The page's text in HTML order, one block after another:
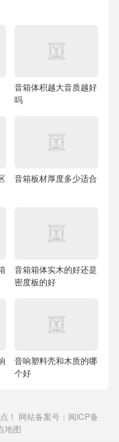
音箱体积越大音质越好
吗
音箱板材厚度多少适合
音箱箱体实木的好还是
密度板的好
音响塑料壳和木质的哪
个好
！ 网站备案号： 闽ICP备
地图